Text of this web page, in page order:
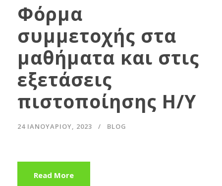
Φόρμα
συμμετοχής στα
μαθήματα και στις
εξετάσεις
πιστοποίησης Η/Υ
24 ΙΑΝΟΥΑΡΊΟΥ, 2023 BLOG
Read More